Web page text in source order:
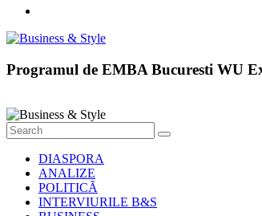
Business
Style
Știri
Programul de EMBA Bucuresti WU
DIASPORA
ANALIZE
POLITICĂ
INTERVIURILE B&S